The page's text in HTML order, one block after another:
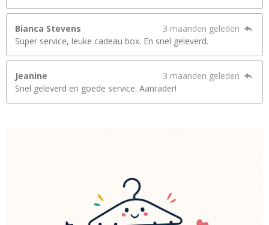
Bianca Stevens
3 maanden geleden
Super service, leuke cadeau box. En snel geleverd.
Jeanine
3 maanden geleden
Snel geleverd en goede service. Aanrader!